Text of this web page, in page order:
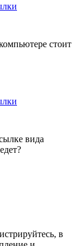
стоит
вида
в